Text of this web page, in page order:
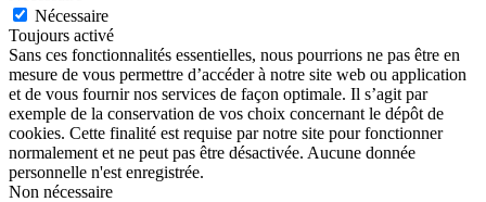
Nécessaire
Toujours activé
Sans ces fonctionnalités essentielles, nous pourrions ne pas être en
mesure de vous permettre d’accéder à notre site web ou application
et de vous fournir nos services de façon optimale. Il s’agit par
exemple de la conservation de vos choix concernant le dépôt de
cookies. Cette finalité est requise par notre site pour fonctionner
normalement et ne peut pas être désactivée. Aucune donnée
personnelle n'est enregistrée.
Non nécessaire